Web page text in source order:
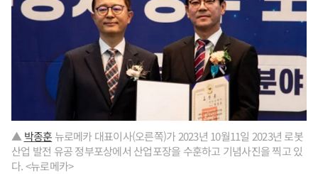
▲ 박종훈 뉴로메카 대표이사(오른쪽)가 2023년 10월11일 2023년 로봇
산업 발전 유공 정부포상에서 산업포장을 수훈하고 기념사진을 찍고 있
다. <뉴로메카>